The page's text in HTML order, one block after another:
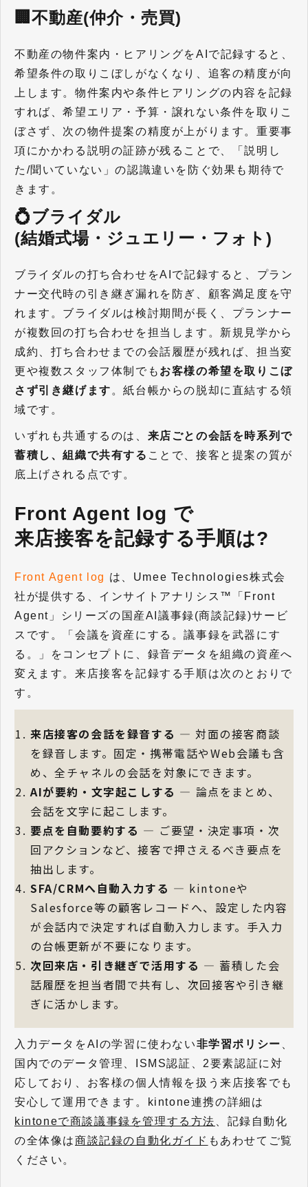
🏢不動産(仲介・売買)
不動産の物件案内・ヒアリングをAIで記録すると、
希望条件の取りこぼしがなくなり、追客の精度が向
上します。 物件案内や条件ヒアリングの内容を記録
すれば、希望エリア・予算・譲れない条件を取りこ
ぼさず、次の物件提案の精度が上がります。重要事
項にかかわる説明の証跡が残ることで、「説明し
た/聞いていない」の認識違いを防ぐ効果も期待で
きます。
💍ブライダル
(結婚式場・ジュエリー・フォト)
ブライダルの打ち合わせをAIで記録すると、プラン
ナー交代時の引き継ぎ漏れを防ぎ、顧客満足度を守
れます。 ブライダルは検討期間が長く、プランナー
が複数回の打ち合わせを担当します。新規見学から
成約、打ち合わせまでの会話履歴が残れば、担当変
更や複数スタッフ体制でも お客様の希望を取りこぼ
さず引き継げます 。紙台帳からの脱却に直結する領
域です。
いずれも共通するのは、 来店ごとの会話を時系列で
蓄積し、組織で共有する ことで、接客と提案の質が
底上げされる点です。
Front Agent log で
来店接客を記録する手順は?
Front Agent log は、Umee Technologies株式会
社が提供する、インサイトアナリシス™「Front
Agent」シリーズの国産AI議事録(商談記録)サービ
スです。「会議を資産にする。議事録を武器にす
る。」をコンセプトに、録音データを組織の資産へ
変えます。来店接客を記録する手順は次のとおりで
す。
来店接客の会話を録音する — 対面の接客商談
を録音します。固定・携帯電話やWeb会議も含
め、全チャネルの会話を対象にできます。
AIが要約・文字起こしする — 論点をまとめ、
会話を文字に起こします。
要点を自動要約する — ご要望・決定事項・次
回アクションなど、接客で押さえるべき要点を
抽出します。
SFA/CRMへ自動入力する — kintoneや
Salesforce等の顧客レコードへ、設定した内容
が会話内で決定すれば自動入力します。手入力
の台帳更新が不要になります。
次回来店・引き継ぎで活用する — 蓄積した会
話履歴を担当者間で共有し、次回接客や引き継
ぎに活かします。
入力データをAIの学習に使わない非学習ポリシー
国内でのデータ管理、ISMS認証、2要素認証に対
応しており、お客様の個人情報を扱う来店接客でも
安心して運用できます。kintone連携の詳細は
kintoneで商談議事録を管理する方法
、記録自動化
の全体像は商談記録の自動化ガイド もあわせてご覧
ください。